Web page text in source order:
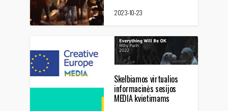
2023-10-23
Skelbiamos virtualios
informacinės sesijos
MEDIA kvietimams